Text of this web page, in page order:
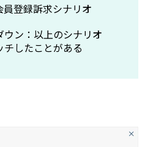
登録訴求シナリオ
ウン：以上のシナリオ
チしたことがある